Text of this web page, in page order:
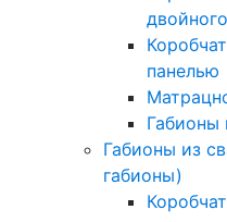
панелью
Габионы
Габионы из
габионы)